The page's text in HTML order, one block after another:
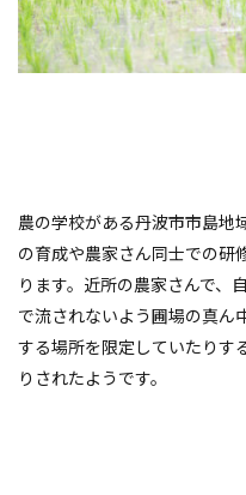
農の学校がある丹波市市島地
の育成や農家さん同士での研
ります。近所の農家さんで、
で流されないよう圃場の真ん
する場所を限定していたりす
りされたようです。